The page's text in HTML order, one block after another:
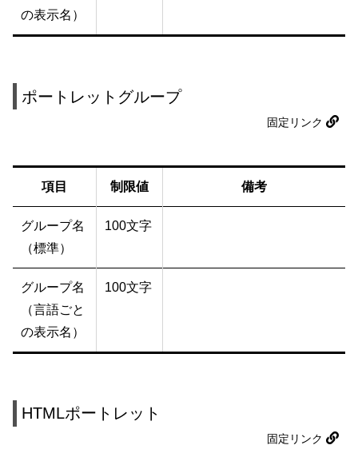
の表示名）
ポートレットグループ
固定リンク
項目 制限値 備考
グループ名
（標準）
100文字
グループ名
（言語ごと
の表示名）
100文字
HTMLポートレット
固定リンク